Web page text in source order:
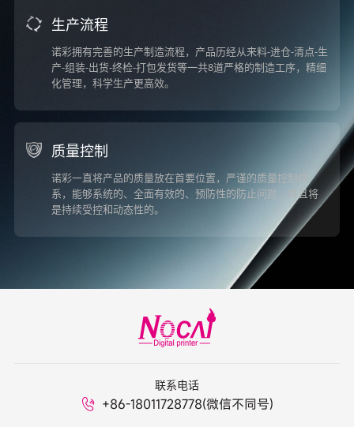
生产流程
诺彩拥有完善的生产制造流程，产品历经从来料-进仓-清点-生
产-组装-出货-终检-打包发货等一共8道严格的制造工序，精细
化管理，科学生产更高效。
质量控制
诺彩一直将产品的质量放在首要位置，严谨的质量控制体
系，能够系统的、全面有效的、预防性的防止问题，并且将
是持续受控和动态性的。
联系电话
+86-18011728778(微信不同号)